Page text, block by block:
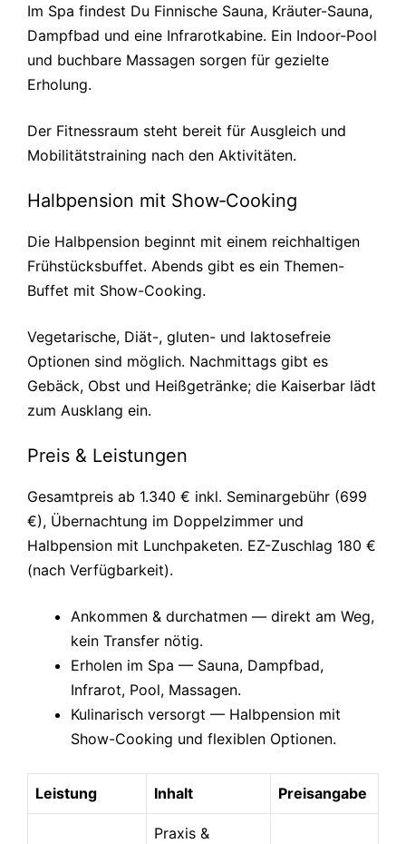
Im Spa findest Du Finnische Sauna, Kräuter-Sauna,
Dampfbad und eine Infrarotkabine. Ein Indoor-Pool
und buchbare Massagen sorgen für gezielte
Erholung.
Der Fitnessraum steht bereit für Ausgleich und
Mobilitätstraining nach den Aktivitäten.
Halbpension mit Show‑Cooking
Die Halbpension beginnt mit einem reichhaltigen
Frühstücksbuffet. Abends gibt es ein Themen-
Buffet mit Show-Cooking.
Vegetarische, Diät-, gluten- und laktosefreie
Optionen sind möglich. Nachmittags gibt es
Gebäck, Obst und Heißgetränke; die Kaiserbar lädt
zum Ausklang ein.
Preis & Leistungen
Gesamtpreis ab 1.340 € inkl. Seminargebühr (699
€), Übernachtung im Doppelzimmer und
Halbpension mit Lunchpaketen. EZ-Zuschlag 180 €
(nach Verfügbarkeit).
Ankommen & durchatmen — direkt am Weg,
kein Transfer nötig.
Erholen im Spa — Sauna, Dampfbad,
Infrarot, Pool, Massagen.
Kulinarisch versorgt — Halbpension mit
Show-Cooking und flexiblen Optionen.
Leistung Inhalt Preisangabe
Praxis &